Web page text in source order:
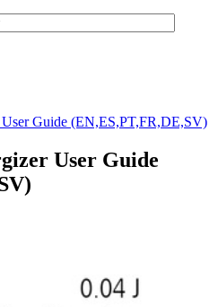
Guide (EN,ES,PT,FR,DE,SV)
User Guide